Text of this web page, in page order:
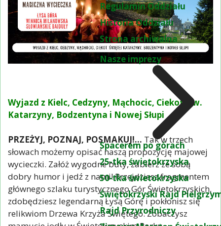
Regulamin Oddziału
Historia Oddziału
Strona archiwalna
Nasze imprezy
Spacerem po górach
25-tka świętokrzyska
50-tka świetokrzyska
Świętokrzyski Rajd
Rajd Przyrodniczy
Wyjazd z Kielc, Cedzyny, Mąchocic, Ciekot, Św.
Katarzyny, Bodzentyna i Nowej Słupi
PRZEŻYJ, POZNAJ, POSMAKUJ!... Tak w trzech
słowach możemy opisać naszą propozycję majowej
wycieczki. Załóż wygodne buty, zabierz ze sobą
dobry humor i jedź z nami! Przejdziesz fragmentem
głównego szlaku turystycznego Gór Świętokrzyskich,
zdobędziesz legendarną Łysą Górę i pokłonisz się
relikwiom Drzewa Krzyża Świętego. Zobaczysz